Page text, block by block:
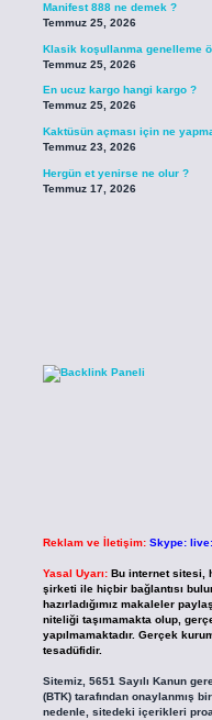
Manifest 888 ne demek ?
Temmuz 25, 2026
Klasik koşullanma genelleme
Temmuz 25, 2026
En ucuz kargo hangi kargo ?
Temmuz 25, 2026
Kaktüsün açması için ne
Temmuz 23, 2026
Hergün et yenirse ne olur ?
Temmuz 17, 2026
Reklam ve İletişim: Skype:
Yasal Uyarı: Bu internet sitesi,
şirketi ile hiçbir bağlantısı
hazırladığımız makaleler
niteliği taşımamakta olup,
yapılmamaktadır. Gerçek
tesadüfidir.
Sitemiz, 5651 Sayılı Kanun
(BTK) tarafından onaylanmış
nedenle, sitedeki içerikleri